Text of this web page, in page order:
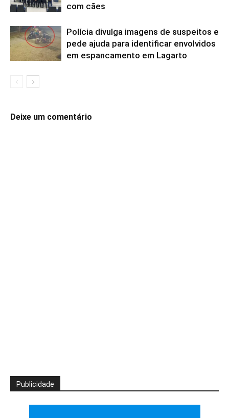
com cães
Polícia divulga imagens de suspeitos e
pede ajuda para identificar envolvidos
em espancamento em Lagarto
Deixe um comentário
Publicidade